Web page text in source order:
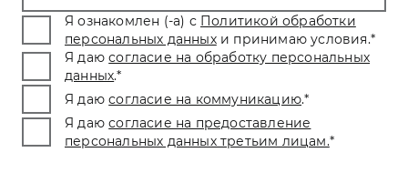
Я ознакомлен (-а) с Политикой обработки
персональных данных и принимаю условия.*
Я даю согласие на обработку персональных
данных.*
Я даю согласие на коммуникацию.*
Я даю согласие на предоставление
персональных данных третьим лицам.*